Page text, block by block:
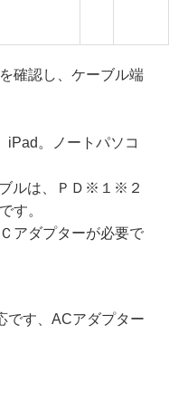
確認し、ケーブル端
。ノートパソコ
ブルは、ＰＤ※１※２
す。
アダプターが必要で
です、ACアダプター